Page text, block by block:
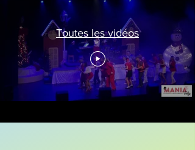
Toutes les vidéos